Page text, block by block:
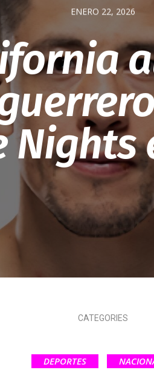
ENERO 22, 2026
Nights
CATEGORIES
DEPORTES